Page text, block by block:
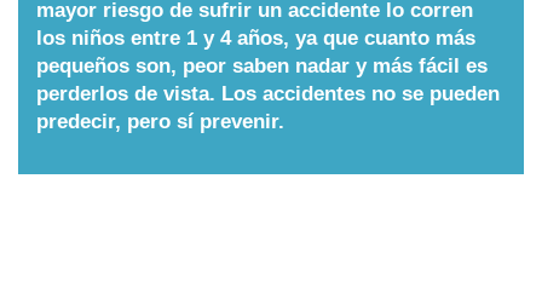
Nombres
Cuentos
mayor riesgo de sufrir un accidente lo corren
los niños entre 1 y 4 años, ya que cuanto más
pequeños son, peor saben nadar y más fácil es
perderlos de vista. Los accidentes no se pueden
predecir, pero sí prevenir.